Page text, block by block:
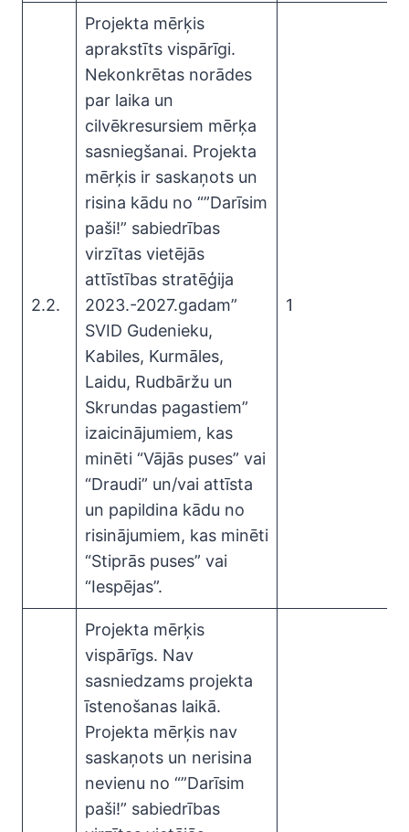
2.2.
Projekta mērķis
aprakstīts vispārīgi.
Nekonkrētas norādes
par laika un
cilvēkresursiem mērķa
sasniegšanai. Projekta
mērķis ir saskaņots un
risina kādu no “”Darīsim
paši!” sabiedrības
virzītas vietējās
attīstības stratēģija
2023.-2027.gadam”
SVID Gudenieku,
Kabiles, Kurmāles,
Laidu, Rudbāržu un
Skrundas pagastiem”
izaicinājumiem, kas
minēti “Vājās puses” vai
“Draudi” un/vai attīsta
un papildina kādu no
risinājumiem, kas minēti
“Stiprās puses” vai
“Iespējas”.
1
Projekta mērķis
vispārīgs. Nav
sasniedzams projekta
īstenošanas laikā.
Projekta mērķis nav
saskaņots un nerisina
nevienu no “”Darīsim
paši!” sabiedrības